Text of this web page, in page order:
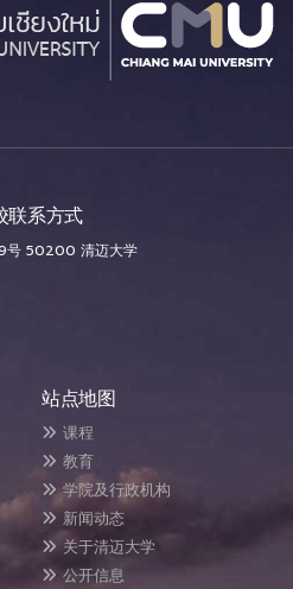
联系方式
号 50200 清迈大学
站点地图
课程
教育
学院及行政机构
新闻动态
关于清迈大学
公开信息